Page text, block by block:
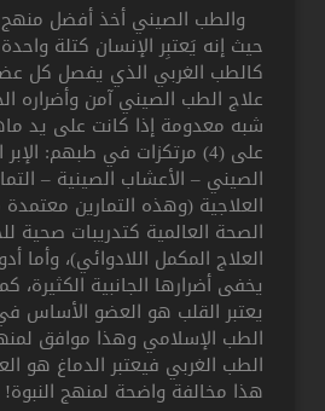
والطب الصيني أخذ أفضل منهج طبي
حيث إنه يَعتبِر الإنسان كتلة واحدة
كالطب الغربي الذي يفصل كل عضو عن
علاج الطب الصيني آمن وأضراره
شبه معدومة إذا كانت على يد ماهر،
على (4) مرتكزات في طبهم: الإبر
الصيني – الأعشاب الصينية – التمارين
العلاجية (وهذه التمارين معتمدة من
الصحة العالمية كتدريبات صحية
العلاج المكمل اللادوائي)، وأما أدوية
يخفى أضرارها الجانبية الكثيرة، كما
يعتبر القلب هو العضو الأساس في
الطب الإسلامي وهذا موافق لمنهج
الطب الغربي فيعتبر الدماغ هو
هذا مخالفة واضحة لمنهج النبوة!